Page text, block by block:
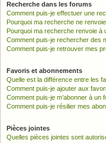
Recherche dans les forums
Comment puis-je effectuer une
Pourquoi ma recherche ne
Pourquoi ma recherche renvoie à
Comment puis-je rechercher des
Comment puis-je retrouver mes
Favoris et abonnements
Quelle est la différence entre les
Comment puis-je ajouter aux
Comment puis-je m’abonner à un
Comment puis-je résilier mes
Pièces jointes
Quelles pièces jointes sont